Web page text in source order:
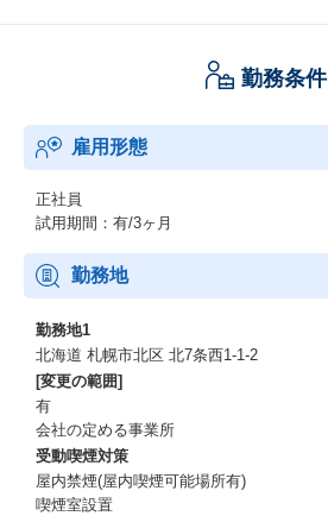
勤務条件
雇用形態
正社員
試用期間：有/3ヶ月
勤務地
勤務地1
北海道 札幌市北区 北7条西1-1-2
[変更の範囲]
有
会社の定める事業所
受動喫煙対策
屋内禁煙(屋内喫煙可能場所有)
喫煙室設置